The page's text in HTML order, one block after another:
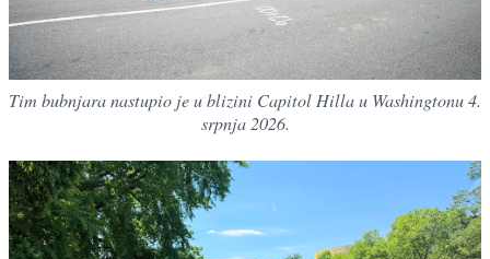
Tim bubnjara nastupio je u blizini Capitol Hilla u Washingtonu 4.
srpnja 2026.